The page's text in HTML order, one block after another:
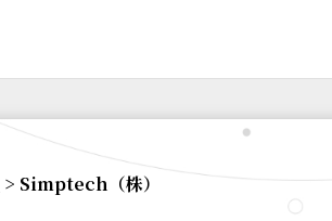
> Simptech（株）